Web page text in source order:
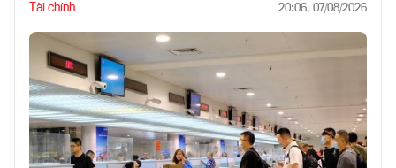
Tài chính 20:06, 07/08/2026